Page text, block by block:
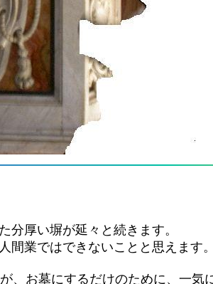
分厚い塀が延々と続きます。
業ではできないことと思えます。
お墓にするだけのために、一気